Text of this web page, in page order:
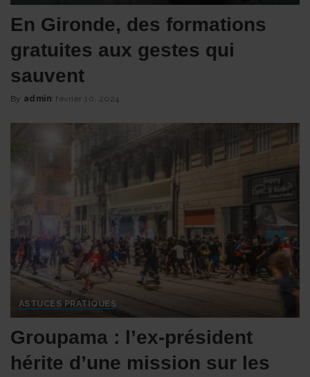
En Gironde, des formations
gratuites aux gestes qui
sauvent
Posted
By admin février 10, 2024
ASTUCES PRATIQUES
Groupama : l’ex-président
hérite d’une mission sur les